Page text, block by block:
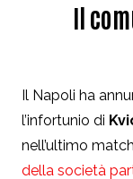
Il
Il Napoli ha
l’infortunio di
nell’ultimo
della società